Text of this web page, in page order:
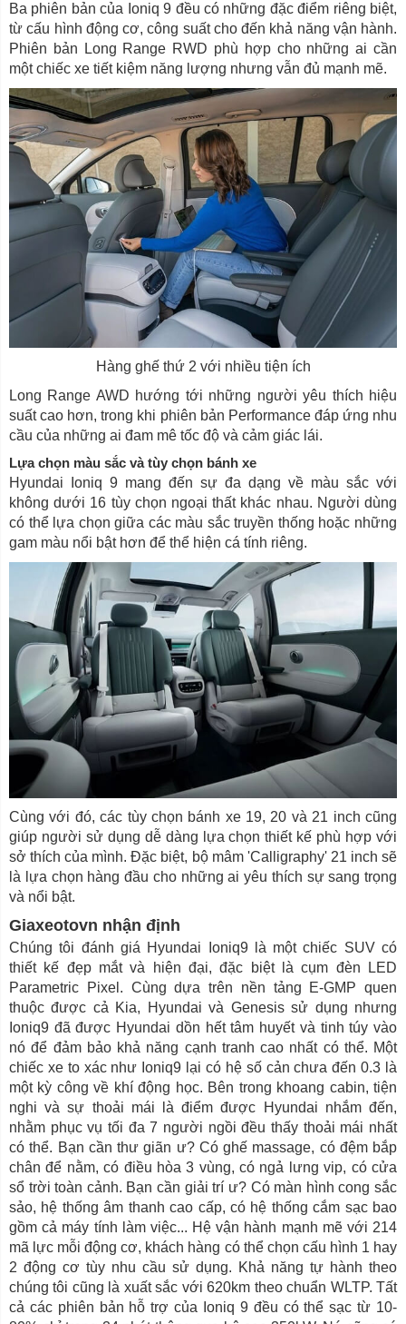
Ba phiên bản của Ioniq 9 đều có những đặc điểm riêng biệt,
từ cấu hình động cơ, công suất cho đến khả năng vận hành.
Phiên bản Long Range RWD phù hợp cho những ai cần
một chiếc xe tiết kiệm năng lượng nhưng vẫn đủ mạnh mẽ.
Hàng ghế thứ 2 với nhiều tiện ích
Long Range AWD hướng tới những người yêu thích hiệu
suất cao hơn, trong khi phiên bản Performance đáp ứng nhu
cầu của những ai đam mê tốc độ và cảm giác lái.
Lựa chọn màu sắc và tùy chọn bánh xe
Hyundai Ioniq 9 mang đến sự đa dạng về màu sắc với
không dưới 16 tùy chọn ngoại thất khác nhau. Người dùng
có thể lựa chọn giữa các màu sắc truyền thống hoặc những
gam màu nổi bật hơn để thể hiện cá tính riêng.
Cùng với đó, các tùy chọn bánh xe 19, 20 và 21 inch cũng
giúp người sử dụng dễ dàng lựa chọn thiết kế phù hợp với
sở thích của mình. Đặc biệt, bộ mâm 'Calligraphy' 21 inch sẽ
là lựa chọn hàng đầu cho những ai yêu thích sự sang trọng
và nổi bật.
Giaxeotovn nhận định
Chúng tôi đánh giá Hyundai Ioniq9 là một chiếc SUV có
thiết kế đẹp mắt và hiện đại, đặc biệt là cụm đèn LED
Parametric Pixel. Cùng dựa trên nền tảng E-GMP quen
thuộc được cả Kia, Hyundai và Genesis sử dụng nhưng
Ioniq9 đã được Hyundai dồn hết tâm huyết và tinh túy vào
nó để đảm bảo khả năng cạnh tranh cao nhất có thể. Một
chiếc xe to xác như Ioniq9 lại có hệ số cản chưa đến 0.3 là
một kỳ công về khí động học. Bên trong khoang cabin, tiện
nghi và sự thoải mái là điểm được Hyundai nhắm đến,
nhằm phục vụ tối đa 7 người ngồi đều thấy thoải mái nhất
có thể. Bạn cần thư giãn ư? Có ghế massage, có đệm bắp
chân để nằm, có điều hòa 3 vùng, có ngả lưng vip, có cửa
sổ trời toàn cảnh. Bạn cần giải trí ư? Có màn hình cong sắc
sảo, hệ thống âm thanh cao cấp, có hệ thống cắm sạc bao
gồm cả máy tính làm việc... Hệ vận hành mạnh mẽ với 214
mã lực mỗi động cơ, khách hàng có thể chọn cấu hình 1 hay
2 động cơ tùy nhu cầu sử dụng. Khả năng tự hành theo
chúng tôi cũng là xuất sắc với 620km theo chuẩn WLTP. Tất
cả các phiên bản hỗ trợ của Ioniq 9 đều có thể sạc từ 10-